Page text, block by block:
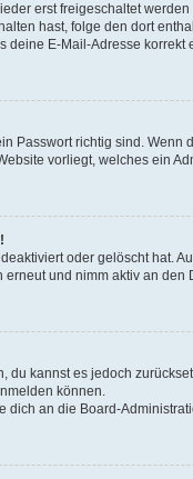
erst freigeschaltet
hast, folge den dort
E-Mail-Adresse
Passwort richtig sind.
vorliegt, welches ein
oder gelöscht hat.
und nimm aktiv an den
kannst es jedoch
können.
dich an die Board-